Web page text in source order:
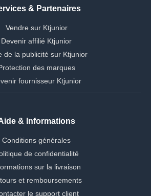
& Partenaires
Vendre sur Ktjunior
Devenir affilié Ktjunior
de la publicité sur Ktjunior
des marques
fournisseur Ktjunior
& Informations
Conditions générales
de confidentialité
sur la livraison
et remboursements
le support client